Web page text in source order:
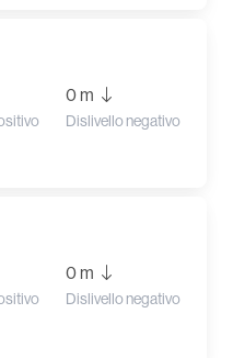
0 m
Dislivello negativo
0 m
Dislivello negativo